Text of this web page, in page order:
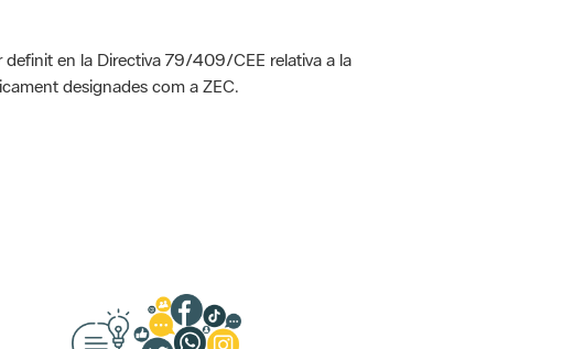
definit en la Directiva 79/409/CEE relativa a la
designades com a ZEC.
5.